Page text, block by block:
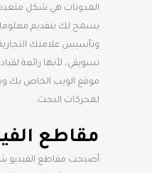
المدونات هي شكل
يسمح لك بتقديم
وتأسيس علامتك
تسويقي، لأنها رائعة
موقع الويب الخاص بك
لمحركات البحث.
مقاطع
أصبحت مقاطع الفيديو